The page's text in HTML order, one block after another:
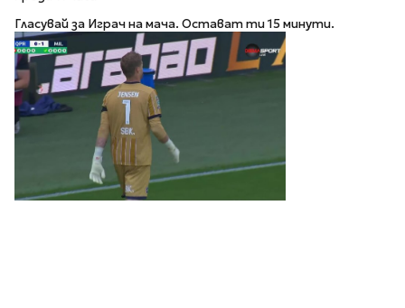
Гласувай за Играч на мача. Остават ти 15 минути.